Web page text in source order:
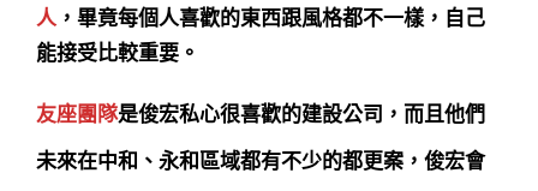
人，畢竟每個人喜歡的東西跟風格都不一樣，自己
能接受比較重要。
友座團隊是俊宏私心很喜歡的建設公司，而且他們
未來在中和、永和區域都有不少的都更案，俊宏會